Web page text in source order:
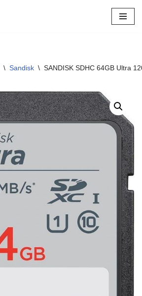
\ Sandisk \ SANDISK SDHC 64GB Ultra